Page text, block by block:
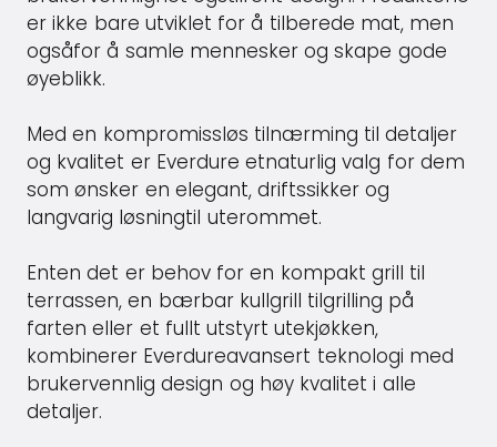
er ikke bare utviklet for å tilberede mat, men
ogsåfor å samle mennesker og skape gode
øyeblikk.
Med en kompromissløs tilnærming til detaljer
og kvalitet er Everdure etnaturlig valg for dem
som ønsker en elegant, driftssikker og
langvarig løsningtil uterommet.
Enten det er behov for en kompakt grill til
terrassen, en bærbar kullgrill tilgrilling på
farten eller et fullt utstyrt utekjøkken,
kombinerer Everdureavansert teknologi med
brukervennlig design og høy kvalitet i alle
detaljer.